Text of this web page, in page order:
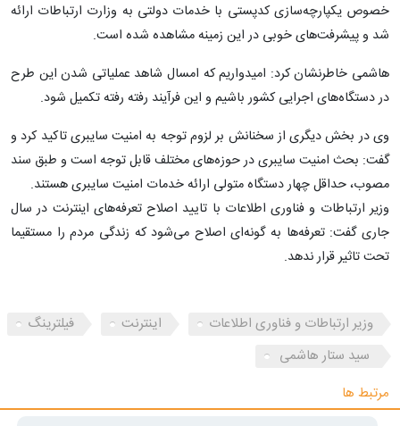
خصوص یکپارچه‌سازی کدپستی با خدمات دولتی به وزارت ارتباطات ارائه
شد و پیشرفت‌های خوبی در این زمینه مشاهده شده است.
هاشمی خاطرنشان کرد: امیدواریم که امسال شاهد عملیاتی شدن این طرح
در دستگاه‌های اجرایی کشور باشیم و این فرآیند رفته رفته تکمیل شود.
وی در بخش دیگری از سخنانش بر لزوم توجه به امنیت سایبری تاکید کرد و
گفت: بحث امنیت سایبری در حوزه‌های مختلف قابل توجه است و طبق سند
مصوب، حداقل چهار دستگاه متولی ارائه خدمات امنیت سایبری هستند.
وزیر ارتباطات و فناوری اطلاعات با تایید اصلاح تعرفه‌های اینترنت در سال
جاری گفت: تعرفه‌ها به گونه‌ای اصلاح می‌شود که زندگی مردم را مستقیما
تحت تاثیر قرار ندهد.
وزیر ارتباطات و فناوری اطلاعات اینترنت
فیلترینگ
سید ستار هاشمی
مرتبط ها